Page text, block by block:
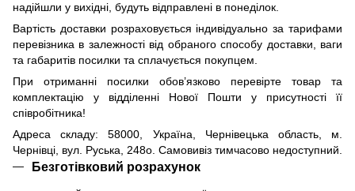
надійшли у вихідні, будуть відправлені в понеділок.
Вартість доставки розраховується індивідуально за тарифами
перевізника в залежності від обраного способу доставки, ваги
та габаритів посилки та сплачується покупцем.
При отриманні посилки обов’язково перевірте товар та
комплектацію у відділенні Нової Пошти у присутності її
співробітника!
Адреса складу: 58000, Україна, Чернівецька область, м.
Чернівці, вул. Руська, 248о. Самовивіз тимчасово недоступний.
Безготівковий розрахунок